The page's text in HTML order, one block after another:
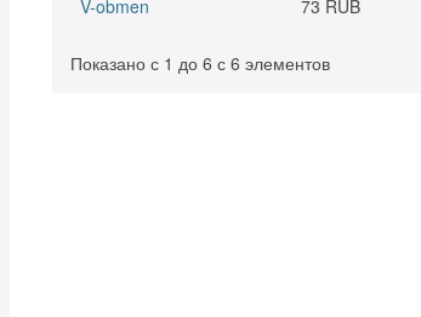
V-obmen
73 RUB
Показано с 1 до 6 с 6 элементов